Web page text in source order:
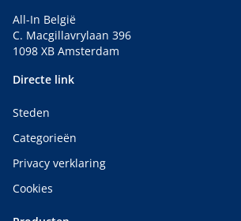
All-In België
C. Macgillavrylaan 396
1098 XB Amsterdam
Directe link
Steden
Categorieën
Privacy verklaring
Cookies